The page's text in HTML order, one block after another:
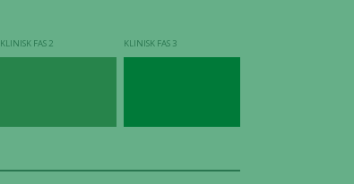
KLINISK FAS 2 KLINISK FAS 3